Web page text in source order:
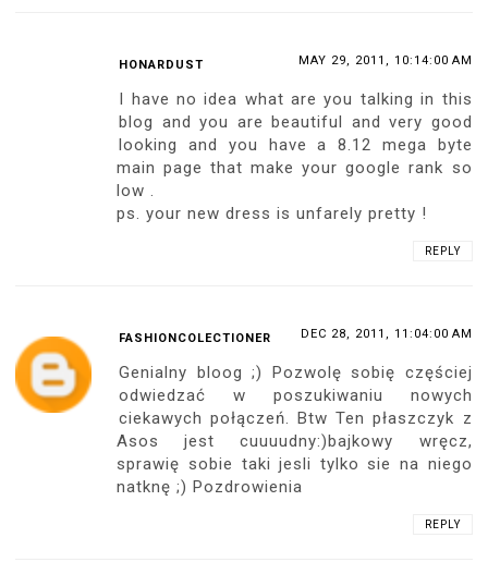
HONARDUST MAY 29, 2011, 10:14:00 AM
I have no idea what are you talking in this
blog and you are beautiful and very good
looking and you have a 8.12 mega byte
main page that make your google rank so
low .
ps. your new dress is unfarely pretty !
REPLY
FASHIONCOLECTIONER DEC 28, 2011, 11:04:00 AM
Genialny bloog ;) Pozwolę sobię częściej
odwiedzać w poszukiwaniu nowych
ciekawych połączeń. Btw Ten płaszczyk z
Asos jest cuuuudny:)bajkowy wręcz,
sprawię sobie taki jesli tylko sie na niego
natknę ;) Pozdrowienia
REPLY